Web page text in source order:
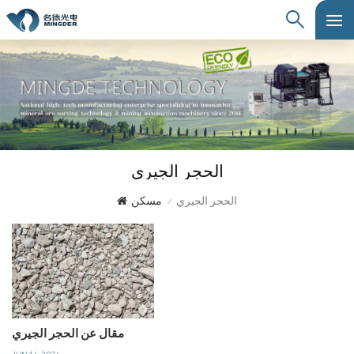
الحجر الجيري
مسكن / الحجر الجيري
مقال عن الحجر الجيري